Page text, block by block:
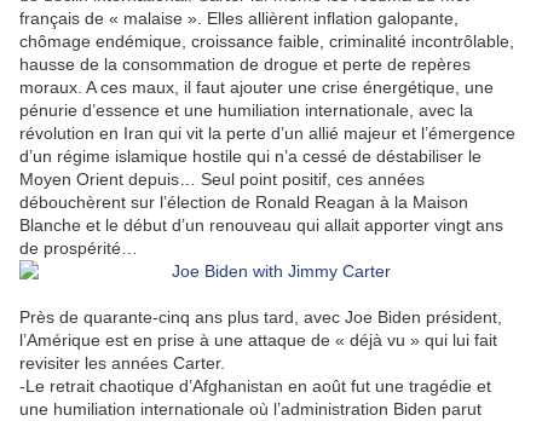
français de « malaise ». Elles allièrent inflation galopante,
chômage endémique, croissance faible, criminalité incontrôlable,
hausse de la consommation de drogue et perte de repères
moraux. A ces maux, il faut ajouter une crise énergétique, une
pénurie d’essence et une humiliation internationale, avec la
révolution en Iran qui vit la perte d’un allié majeur et l’émergence
d’un régime islamique hostile qui n’a cessé de déstabiliser le
Moyen Orient depuis… Seul point positif, ces années
débouchèrent sur l’élection de Ronald Reagan à la Maison
Blanche et le début d’un renouveau qui allait apporter vingt ans
de prospérité…
Près de quarante-cinq ans plus tard, avec Joe Biden président,
l’Amérique est en prise à une attaque de « déjà vu » qui lui fait
revisiter les années Carter.
-Le retrait chaotique d’Afghanistan en août fut une tragédie et
une humiliation internationale où l’administration Biden parut